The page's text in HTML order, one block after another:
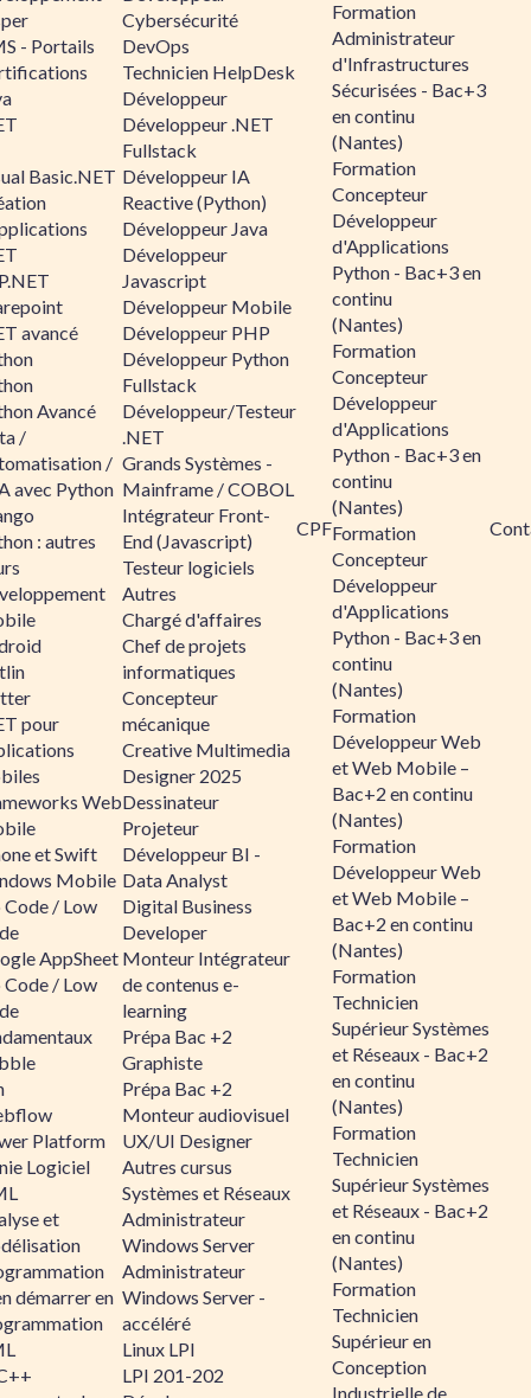
- Portails
Basic.NET
avancé
Avancé
/
/
avec Python
: autres
pour
Web
et Swift
Mobile
/ Low
AppSheet
/ Low
Platform
Logiciel
et
démarrer en
Cybersécurité
DevOps
Technicien HelpDesk
Développeur
Développeur .NET
Fullstack
Développeur IA
Reactive (Python)
Développeur Java
Développeur
Javascript
Développeur Mobile
Développeur PHP
Développeur Python
Fullstack
Développeur/Testeur
.NET
Grands Systèmes -
Mainframe / COBOL
Intégrateur Front-
End (Javascript)
Testeur logiciels
Autres
Chargé d'affaires
Chef de projets
informatiques
Concepteur
mécanique
Creative Multimedia
Designer 2025
Dessinateur
Projeteur
Développeur BI -
Data Analyst
Digital Business
Developer
Monteur Intégrateur
de contenus e-
learning
Prépa Bac +2
Graphiste
Prépa Bac +2
Monteur audiovisuel
UX/UI Designer
Autres cursus
Systèmes et Réseaux
Administrateur
Windows Server
Administrateur
Windows Server -
accéléré
Linux LPI
LPI 201-202
CPF
Formation
Administrateur
d'Infrastructures
Sécurisées - Bac+3
en continu
(Nantes)
Formation
Concepteur
Développeur
d'Applications
Python - Bac+3 en
continu
(Nantes)
Formation
Concepteur
Développeur
d'Applications
Python - Bac+3 en
continu
(Nantes)
Formation
Concepteur
Développeur
d'Applications
Python - Bac+3 en
continu
(Nantes)
Formation
Développeur Web
et Web Mobile –
Bac+2 en continu
(Nantes)
Formation
Développeur Web
et Web Mobile –
Bac+2 en continu
(Nantes)
Formation
Technicien
Supérieur Systèmes
et Réseaux - Bac+2
en continu
(Nantes)
Formation
Technicien
Supérieur Systèmes
et Réseaux - Bac+2
en continu
(Nantes)
Formation
Technicien
Supérieur en
Conception
Industrielle de